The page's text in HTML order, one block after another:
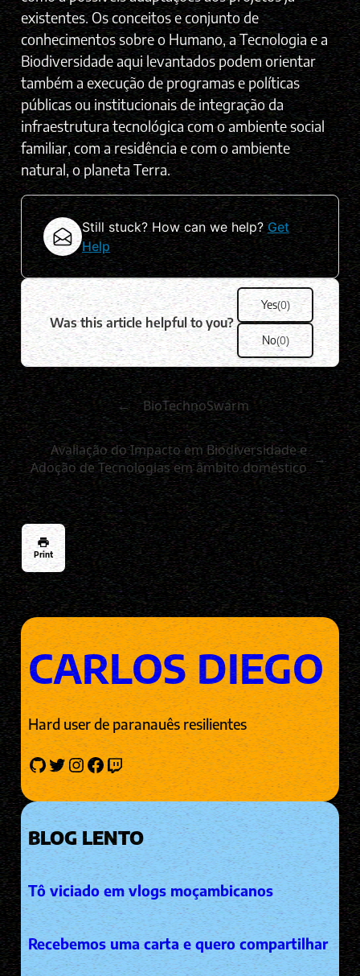
existentes. Os conceitos e conjunto de
conhecimentos sobre o Humano, a Tecnologia e a
Biodiversidade aqui levantados podem orientar
também a execução de programas e políticas
públicas ou institucionais de integração da
infraestrutura tecnológica com o ambiente social
familiar, com a residência e com o ambiente
natural, o planeta Terra.
Still stuck? How can we help?Get
Help
Was this article helpful to you?
Yes(0)
No(0)
← BioTechnoSwarm
Avaliação do Impacto em Biodiversidade e
Adoção de Tecnologias em âmbito doméstico →
Print
CARLOS DIEGO
Hard user de paranauês resilientes
GitHub Twitter InstagramFacebook Twitch
BLOG LENTO
Tô viciado em vlogs moçambicanos
Recebemos uma carta e quero compartilhar